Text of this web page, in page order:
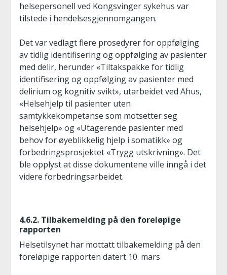
helsepersonell ved Kongsvinger sykehus var
tilstede i hendelsesgjennomgangen.
Det var vedlagt flere prosedyrer for oppfølging
av tidlig identifisering og oppfølging av pasienter
med delir, herunder «Tiltakspakke for tidlig
identifisering og oppfølging av pasienter med
delirium og kognitiv svikt», utarbeidet ved Ahus,
«Helsehjelp til pasienter uten
samtykkekompetanse som motsetter seg
helsehjelp» og «Utagerende pasienter med
behov for øyeblikkelig hjelp i somatikk» og
forbedringsprosjektet «Trygg utskrivning». Det
ble opplyst at disse dokumentene ville inngå i det
videre forbedringsarbeidet.
4.6.2. Tilbakemelding på den foreløpige
rapporten
Helsetilsynet har mottatt tilbakemelding på den
foreløpige rapporten datert 10. mars